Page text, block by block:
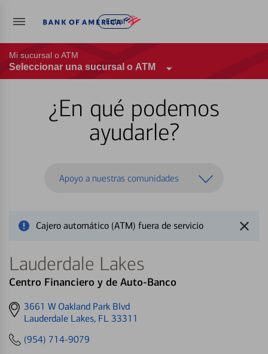
Entrar
Mi sucursal o ATM
Seleccionar una sucursal o ATM
¿En qué podemos
ayudarle?
Apoyo a nuestras comunidades
Cajero automático (ATM) fuera de servicio
Lauderdale Lakes
Centro Financiero y de Auto-Banco
Get
directions
3661 W Oakland Park Blvd
Lauderdale Lakes, FL 33311
(954) 714-9079